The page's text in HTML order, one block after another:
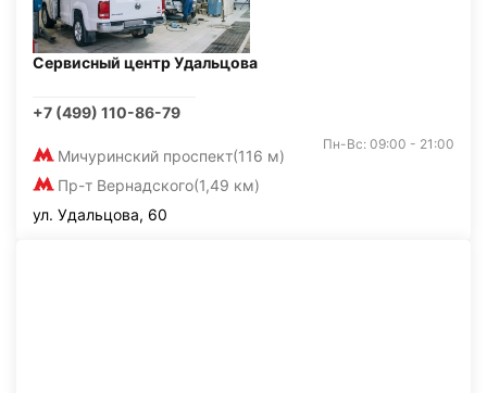
Сервисный центр Удальцова
+7 (499) 110-86-79
Мичуринский проспект(116 м)
Пр-т Вернадского(1,49 км)
Пн-Вс: 09:00 - 21:00
ул. Удальцова, 60